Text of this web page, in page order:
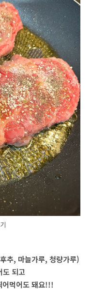
추, 마늘가루, 청량가루)
도 되고
어먹어도 돼요!!!